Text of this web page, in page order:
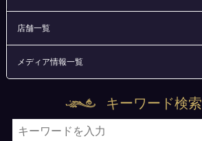
店舗一覧
メディア情報一覧
キーワード検索